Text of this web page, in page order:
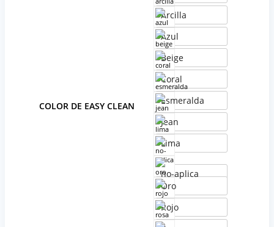
COLOR DE EASY CLEAN
Arcilla
Azul
Beige
Coral
Esmeralda
Jean
Lima
no-aplica
Oro
Rojo